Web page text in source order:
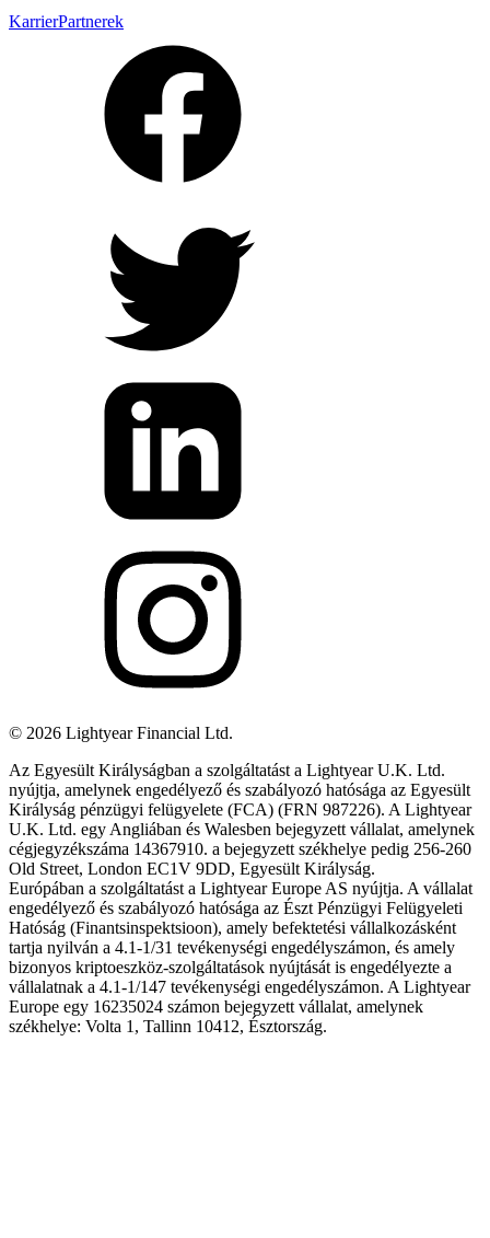
KarrierPartnerek
© 2026 Lightyear Financial Ltd.
Az Egyesült Királyságban a szolgáltatást a Lightyear U.K. Ltd.
nyújtja, amelynek engedélyező és szabályozó hatósága az Egyesült
Királyság pénzügyi felügyelete (FCA) (FRN 987226). A Lightyear
U.K. Ltd. egy Angliában és Walesben bejegyzett vállalat, amelynek
cégjegyzékszáma 14367910. a bejegyzett székhelye pedig 256-260
Old Street, London EC1V 9DD, Egyesült Királyság.
Európában a szolgáltatást a Lightyear Europe AS nyújtja. A vállalat
engedélyező és szabályozó hatósága az Észt Pénzügyi Felügyeleti
Hatóság (Finantsinspektsioon), amely befektetési vállalkozásként
tartja nyilván a 4.1-1/31 tevékenységi engedélyszámon, és amely
bizonyos kriptoeszköz-szolgáltatások nyújtását is engedélyezte a
vállalatnak a 4.1-1/147 tevékenységi engedélyszámon. A Lightyear
Europe egy 16235024 számon bejegyzett vállalat, amelynek
székhelye: Volta 1, Tallinn 10412, Észtország.